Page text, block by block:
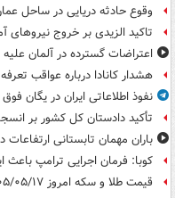
وقوع حادثه دریایی در ساحل
تاکید الزیدی بر خروج نیروهای
اعتراضات گسترده در آلمان
هشدار کانادا درباره عواقب تعرفه ۵۰ درصدی آمریکا
نفوذ اطلاعاتی ایران در یگان
تأکید دادستان کل کشور بر
باران مهمان تابستانی ارتفاعات
کوبا: فرمان اجرایی ترامپ باعث
قیمت طلا و سکه امروز ۱۴۰۵/۰۵/۱۷